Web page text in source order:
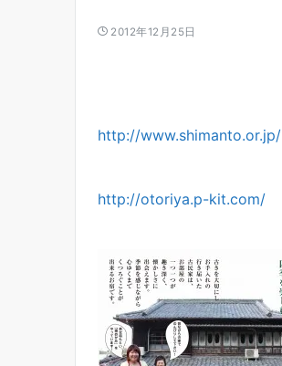
2012年12月25日
http://
http://otoriya.p-kit.com/